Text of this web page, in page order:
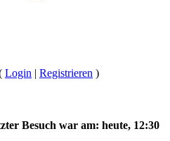
Login | Registrieren )
Besuch war am: heute, 12:30